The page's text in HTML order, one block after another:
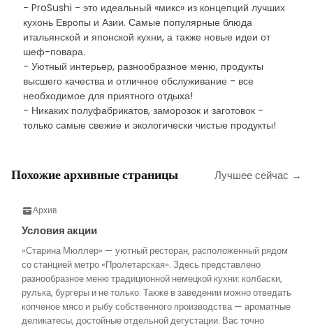
- ProSushi - это идеальный «микс» из концепций лучших
кухонь Европы и Азии. Самые популярные блюда
итальянской и японской кухни, а также новые идеи от
шеф-повара.
- Уютный интерьер, разнообразное меню, продукты
высшего качества и отличное обслуживание - все
необходимое для приятного отдыха!
- Никаких полуфабрикатов, заморозок и заготовок -
только самые свежие и экологически чистые продукты!
Похожие архивные страницы Лучшее сейчас →
Архив
Условия акции
«Старина Мюллер» — уютный ресторан, расположенный рядом
со станцией метро «Пролетарская». Здесь представлено
разнообразное меню традиционной немецкой кухни: колбаски,
рулька, бургеры и не только. Также в заведении можно отведать
копченое мясо и рыбу собственного производства — ароматные
деликатесы, достойные отдельной дегустации. Вас точно